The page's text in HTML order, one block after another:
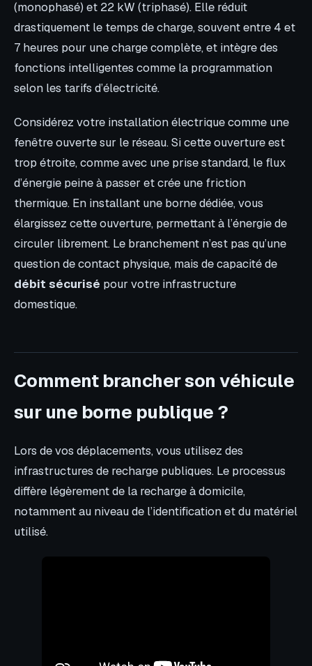
(monophasé) et 22 kW (triphasé). Elle réduit
drastiquement le temps de charge, souvent entre 4 et
7 heures pour une charge complète, et intègre des
fonctions intelligentes comme la programmation
selon les tarifs d’électricité.
Considérez votre installation électrique comme une
fenêtre ouverte sur le réseau. Si cette ouverture est
trop étroite, comme avec une prise standard, le flux
d’énergie peine à passer et crée une friction
thermique. En installant une borne dédiée, vous
élargissez cette ouverture, permettant à l’énergie de
circuler librement. Le branchement n’est pas qu’une
question de contact physique, mais de capacité de
débit sécurisé pour votre infrastructure
domestique.
Comment brancher son véhicule
sur une borne publique ?
Lors de vos déplacements, vous utilisez des
infrastructures de recharge publiques. Le processus
diffère légèrement de la recharge à domicile,
notamment au niveau de l’identification et du matériel
utilisé.